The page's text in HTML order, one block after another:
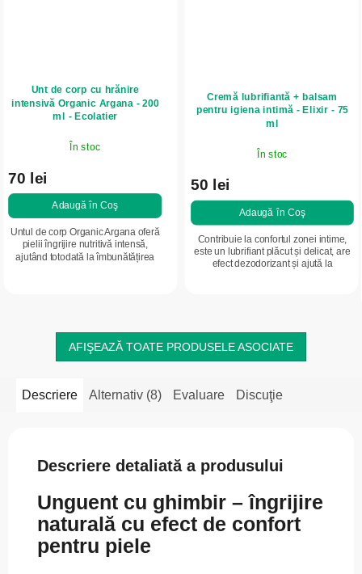
Unt de corp cu hrănire
intensivă Organic Argana - 200
ml - Ecolatier
În stoc
70 lei
Adaugă în Coş
Untul de corp Organic Argana oferă
pielii îngrijire nutritivă intensă,
ajutând totodată la îmbunătățirea
Cremă lubrifiantă + balsam
pentru igiena intimă - Elixir - 75
ml
În stoc
50 lei
Adaugă în Coş
Contribuie la confortul zonei intime,
este un lubrifiant plăcut și delicat, are
efect dezodorizant și ajută la
AFIŞEAZĂ TOATE PRODUSELE ASOCIATE
Descriere Alternativ (8) Evaluare Discuţie
Descriere detaliată a produsului
Unguent cu ghimbir – îngrijire
naturală cu efect de confort
pentru piele